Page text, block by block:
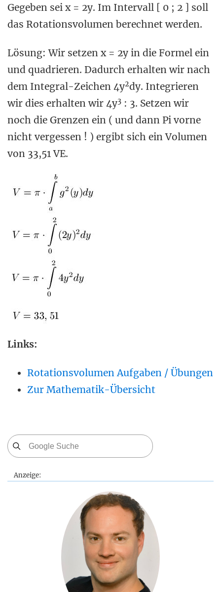
Gegeben sei x = 2y. Im Intervall [ 0 ; 2 ] soll
das Rotationsvolumen berechnet werden.
Lösung: Wir setzen x = 2y in die Formel ein
und quadrieren. Dadurch erhalten wir nach
dem Integral-Zeichen 4y2dy. Integrieren
wir dies erhalten wir 4y3 : 3. Setzen wir
noch die Grenzen ein ( und dann Pi vorne
nicht vergessen ! ) ergibt sich ein Volumen
von 33,51 VE.
Links:
Rotationsvolumen Aufgaben / Übungen
Zur Mathematik-Übersicht
Anzeige: